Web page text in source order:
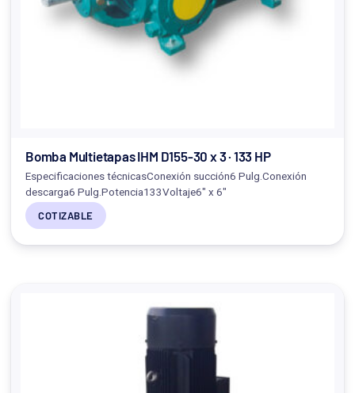
Bomba Multietapas IHM D155-30 x 3 · 133 HP
Especificaciones técnicasConexión succión6 Pulg.Conexión
descarga6 Pulg.Potencia133Voltaje6" x 6"
COTIZABLE